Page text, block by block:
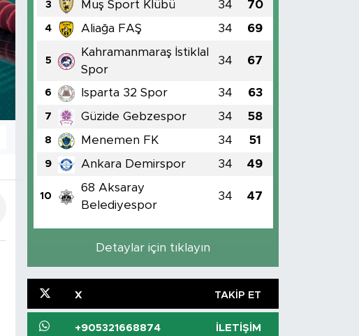
3 Muş Sport Klübü 34 70
4 Aliağa FAŞ 34 69
5
Kahramanmaraş İstiklal
Spor
34 67
6 Isparta 32 Spor 34 63
7 Güzide Gebzespor 34 58
8 Menemen FK 34 51
9 Ankara Demirspor 34 49
10
68 Aksaray
Belediyespor
34 47
Detaylar için tıklayın
X TAKIP ET
+905321668874 İLETIŞIM